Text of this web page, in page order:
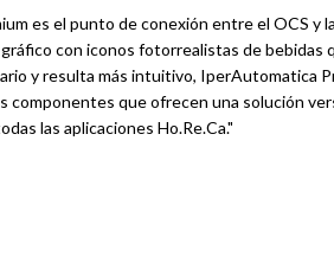
es el punto de conexión entre el OCS y
con iconos fotorrealistas de bebidas
y resulta más intuitivo, IperAutomatica
componentes que ofrecen una solución
las aplicaciones Ho.Re.Ca."